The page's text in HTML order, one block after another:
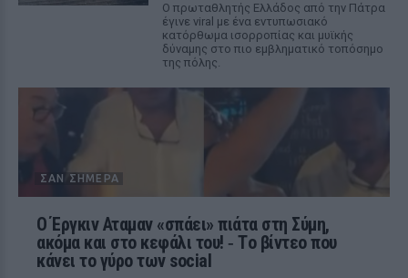
Ο πρωταθλητής Ελλάδος από την Πάτρα
έγινε viral με ένα εντυπωσιακό
κατόρθωμα ισορροπίας και μυϊκής
δύναμης στο πιο εμβληματικό τοπόσημο
της πόλης.
ΣΑΝ ΣΉΜΕΡΑ
Ο Έργκιν Αταμαν «σπάει» πιάτα στη Σύμη,
ακόμα και στο κεφάλι του! ‑ Tο βίντεο που
κάνει το γύρο των social